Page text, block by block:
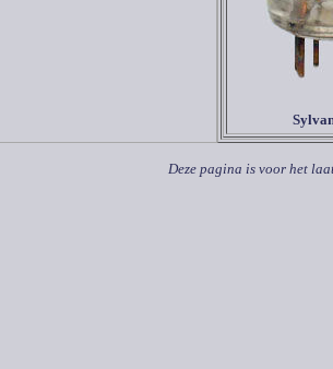
Deze pagina is voor het